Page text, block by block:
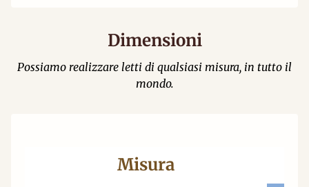
Dimensioni
Possiamo realizzare letti di qualsiasi misura, in tutto il
mondo.
Misura